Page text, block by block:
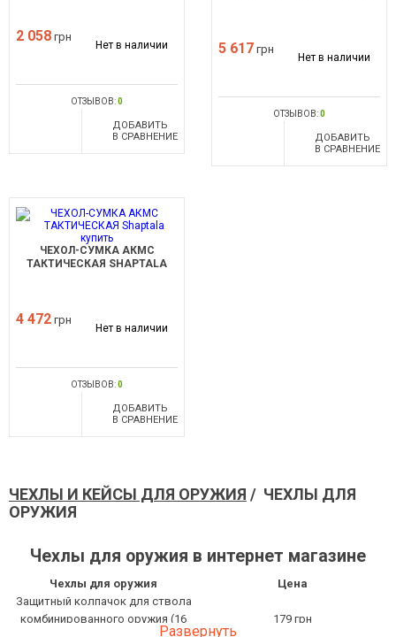
2 058 грн
Нет в наличии
ОТЗЫВОВ:0
ДОБАВИТЬ
В СРАВНЕНИЕ
5 617 грн
Нет в наличии
ОТЗЫВОВ:0
ДОБАВИТЬ
В СРАВНЕНИЕ
ЧЕХОЛ-СУМКА АКМС
ТАКТИЧЕСКАЯ SHAPTALA
4 472 грн
Нет в наличии
ОТЗЫВОВ:0
ДОБАВИТЬ
В СРАВНЕНИЕ
ЧЕХЛЫ И КЕЙСЫ ДЛЯ ОРУЖИЯ / ЧЕХЛЫ ДЛЯ
ОРУЖИЯ
Чехлы для оружия в интернет магазине
Чехлы для оружия
Цена
Защитный колпачок для ствола
комбинированного оружия (16
179 грн
Развернуть